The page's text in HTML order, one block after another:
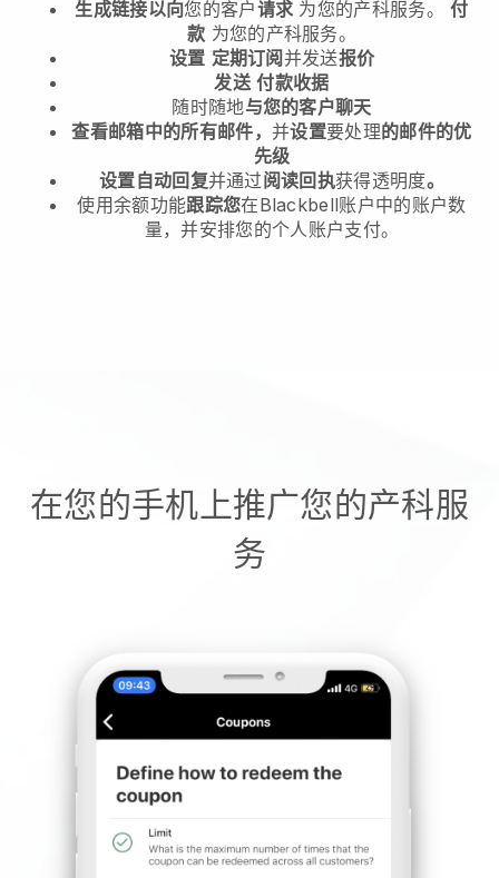
生成链接以向您的客户请求 为您的产科服务。
付
款 为您的产科服务。
设置 定期订阅并发送报价
发送 付款收据
随时随地与您的客户聊天
查看邮箱中的所有邮件， 并设置要处理的邮件的优
先级
设置自动回复并通过阅读回执获得透明度。
使用余额功能跟踪您在Blackbell账户中的账户数
量，并安排您的个人账户支付。
在您的手机上推广您的产科服
务